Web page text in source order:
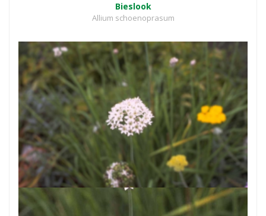
Bieslook
Allium schoenoprasum